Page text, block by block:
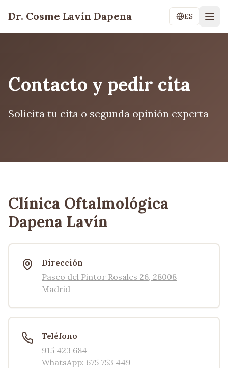
Dr. Cosme Lavín Dapena ES
Contacto y pedir cita
Solicita tu cita o segunda opinión experta
Clínica Oftalmológica
Dapena Lavín
Dirección
Paseo del Pintor Rosales 26, 28008
Madrid
Teléfono
915 423 684
WhatsApp: 675 753 449